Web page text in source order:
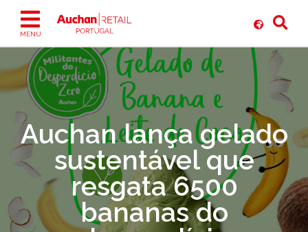
conteúdo
MENU
Auchan lança gelado
sustentável que
resgata 6500
bananas do